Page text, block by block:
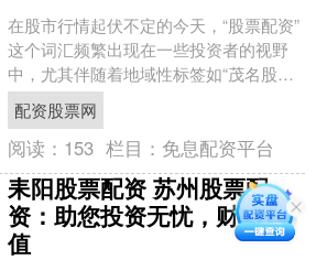
在股市行情起伏不定的今天，“股票配资”
这个词汇频繁出现在一些投资者的视野
中，尤其伴随着地域性标签如“茂名股票
配资”，更让部分寻求快速致富的投资者
心动。然而，在这....
配资股票网
阅读： 153 栏目： 免息配资平台
耒阳股票配资 苏州股票配
资：助您投资无忧，财富增
值